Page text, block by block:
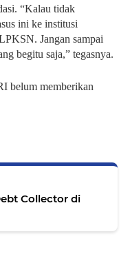
“Kalau tidak
ini ke institusi
Jangan sampai
begitu saja,” tegasnya.
belum memberikan
Collector di